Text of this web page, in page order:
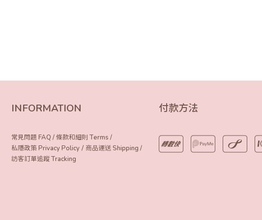
INFORMATION
常見問題 FAQ /條款和細則 Terms /
私隱政策 Privacy Policy / 商品運送 Shipping /
訪客訂單追蹤 Tracking
付款方法